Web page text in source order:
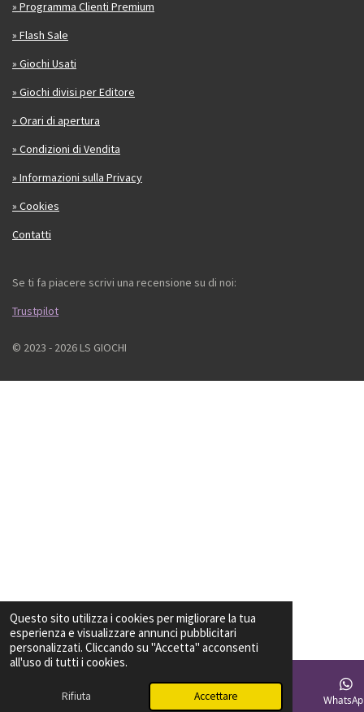
Questo sito utilizza i cookies per migliorare la tua
esperienza e visualizzare annunci pubblicitari
personalizzati. Cliccando su "Accetta" acconsenti
all'uso di tutti i cookies.
Rifiuta Accettare
» Programma Clienti Premium
» Flash Sale
» Giochi Usati
» Giochi divisi per Editore
» Orari di apertura
» Condizioni di Vendita
» Informazioni sulla Privacy
» Cookies
Contatti
Se ti fa piacere scrivi una recensione su di noi:
Trustpilot
© 2023 - 2026 LS GIOCHI
Mappa